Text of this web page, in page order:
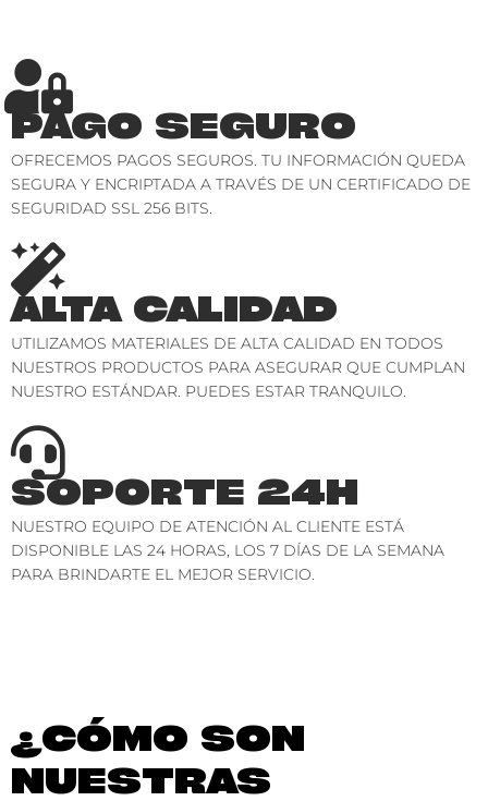
PAGO SEGURO
OFRECEMOS PAGOS SEGUROS. TU INFORMACIÓN QUEDA
SEGURA Y ENCRIPTADA A TRAVÉS DE UN CERTIFICADO DE
SEGURIDAD SSL 256 BITS.
ALTA CALIDAD
UTILIZAMOS MATERIALES DE ALTA CALIDAD EN TODOS
NUESTROS PRODUCTOS PARA ASEGURAR QUE CUMPLAN
NUESTRO ESTÁNDAR. PUEDES ESTAR TRANQUILO.
SOPORTE 24H
NUESTRO EQUIPO DE ATENCIÓN AL CLIENTE ESTÁ
DISPONIBLE LAS 24 HORAS, LOS 7 DÍAS DE LA SEMANA
PARA BRINDARTE EL MEJOR SERVICIO.
¿CÓMO SON
NUESTRAS